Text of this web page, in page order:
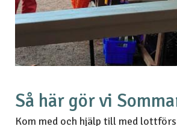
Så här gör vi
Kom med och hjälp till med